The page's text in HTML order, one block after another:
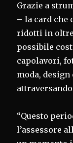
Grazie a
– la card che
ridotti in
possibile
capolavori,
moda,
“Questo
l’assessore